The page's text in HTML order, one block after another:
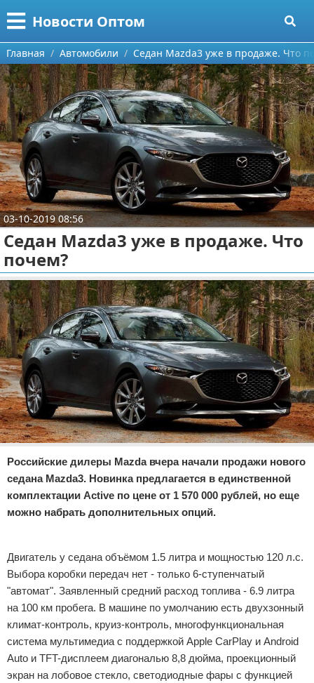
Новости Оптом
Меню
Главная
Категории
Информационные технологии
Автомобили
Знаменитости
Политика
Природа
Философия
Культура
Экономика
Разное
Поиск
О проекте
Контакты
Сотрудничество
Размещение рекламы
Для правообладателей
Условия предоставления информации
Отказ от ответственности
Главная Автомобили Седан Mazda3 уже в продаже. Что
03-10-2019 08:56
Седан Mazda3 уже в продаже. Что
почем?
Российские дилеры Mazda вчера начали продажи нового
седана Mazda3. Новинка предлагается в единственной
комплектации Active по цене от 1 570 000 рублей, но еще
можно набрать дополнительных опций.
Двигатель у седана объёмом 1.5 литра и мощностью 120 л.с.
Выбора коробки передач нет - только 6-ступенчатый
"автомат". Заявленный средний расход топлива - 6.9 литра
на 100 км пробега. В машине по умолчанию есть двухзонный
климат-контроль, круиз-контроль, многофункциональная
система мультимедиа с поддержкой Apple CarPlay и Android
Auto и TFT-дисплеем диагональю 8,8 дюйма, проекционный
экран на лобовое стекло, светодиодные фары с функцией